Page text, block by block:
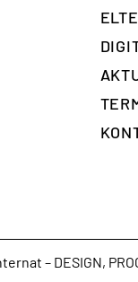
– DESIGN,